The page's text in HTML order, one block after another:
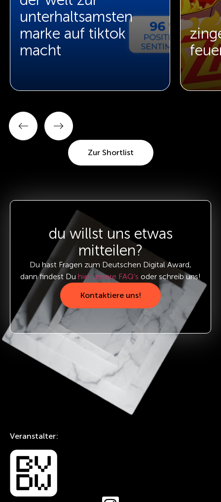
unterhaltsamsten
marke auf tiktok
macht
Zur Shortlist
du willst uns etwas
mitteilen?
Du hast Fragen zum Deutschen Digital Award,
dann findest Du hier unsere FAQ’s oder schreib uns!
Kontaktiere uns!
Veranstalter: